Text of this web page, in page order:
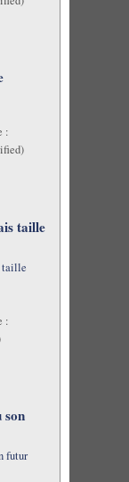
:
taille
taille
:
son
futur